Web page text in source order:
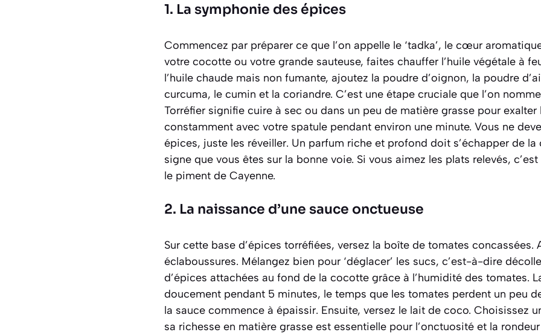
1. La symphonie des épices
Commencez par préparer ce que l’on appelle le ‘tadka’, le cœur
votre cocotte ou votre grande sauteuse, faites chauffer l’huile végétale à
l’huile chaude mais non fumante, ajoutez la poudre d’oignon, la poudre
curcuma, le cumin et la coriandre. C’est une étape cruciale que l’on
Torréfier signifie cuire à sec ou dans un peu de matière grasse pour exalter
constamment avec votre spatule pendant environ une minute. Vous ne
épices, juste les réveiller. Un parfum riche et profond doit s’échapper de la
signe que vous êtes sur la bonne voie. Si vous aimez les plats relevés,
le piment de Cayenne.
2. La naissance d’une sauce onctueuse
Sur cette base d’épices torréfiées, versez la boîte de tomates concassées.
éclaboussures. Mélangez bien pour ‘déglacer’ les sucs, c’est-à-dire
d’épices attachées au fond de la cocotte grâce à l’humidité des tomates.
doucement pendant 5 minutes, le temps que les tomates perdent un peu
la sauce commence à épaissir. Ensuite, versez le lait de coco. Choisissez
sa richesse en matière grasse est essentielle pour l’onctuosité et la